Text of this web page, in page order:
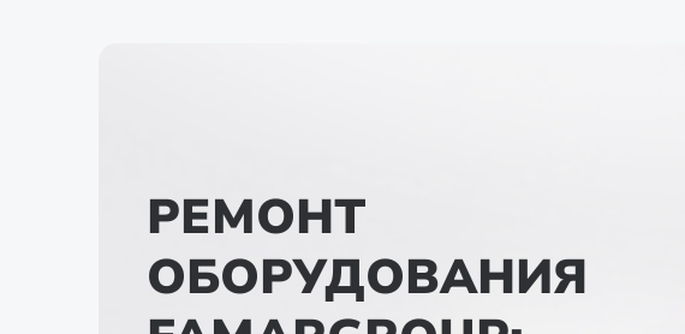
РЕМОНТ
ОБОРУДОВАНИЯ